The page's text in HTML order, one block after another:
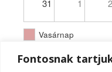
Fontosnak
31 1 2
Vasárnap